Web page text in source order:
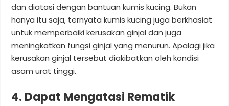
dan diatasi dengan bantuan kumis kucing. Bukan
hanya itu saja, ternyata kumis kucing juga berkhasiat
untuk memperbaiki kerusakan ginjal dan juga
meningkatkan fungsi ginjal yang menurun. Apalagi jika
kerusakan ginjal tersebut diakibatkan oleh kondisi
asam urat tinggi.
4. Dapat Mengatasi Rematik